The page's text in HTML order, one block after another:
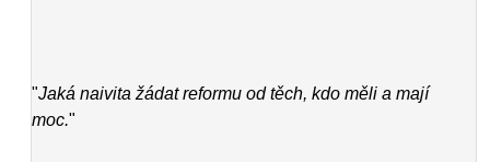
"Jaká naivita žádat reformu od těch, kdo měli a mají
moc."